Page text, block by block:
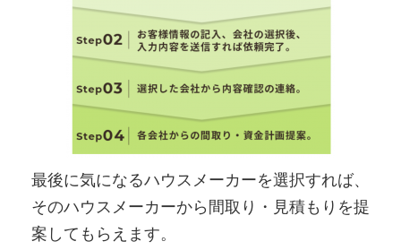
最後に気になるハウスメーカーを選択すれば、
そのハウスメーカーから間取り・見積もりを提
案してもらえます。